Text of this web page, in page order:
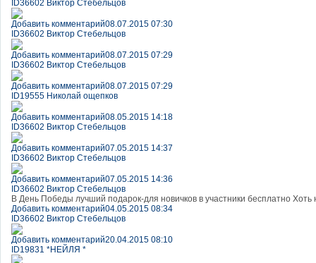
ID36602 Виктор Стебельцов
Добавить комментарий08.07.2015 07:30
ID36602 Виктор Стебельцов
Добавить комментарий08.07.2015 07:29
ID36602 Виктор Стебельцов
Добавить комментарий08.07.2015 07:29
ID19555 Николай ощепков
Добавить комментарий08.05.2015 14:18
ID36602 Виктор Стебельцов
Добавить комментарий07.05.2015 14:37
ID36602 Виктор Стебельцов
Добавить комментарий07.05.2015 14:36
ID36602 Виктор Стебельцов
В День Победы лучший подарок-для новичков в участники бесплатно
Добавить комментарий04.05.2015 08:34
ID36602 Виктор Стебельцов
Добавить комментарий20.04.2015 08:10
ID19831 *НЕЙЛЯ *